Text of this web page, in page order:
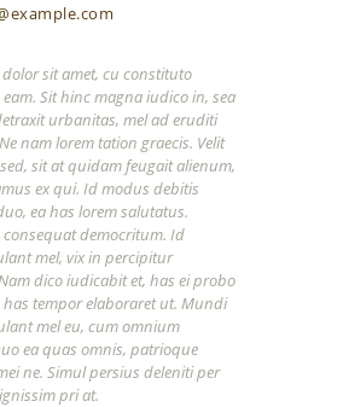
sit amet, cu constituto
Sit hinc magna iudico in, sea
urbanitas, mel ad eruditi
nam lorem tation graecis. Velit
sit at quidam feugait alienum,
ex qui. Id modus debitis
ea has lorem salutatus.
consequat democritum. Id
mel, vix in percipitur
dico iudicabit et, has ei probo
tempor elaboraret ut. Mundi
mel eu, cum omnium
ea quas omnis, patrioque
ne. Simul persius deleniti per
pri at.